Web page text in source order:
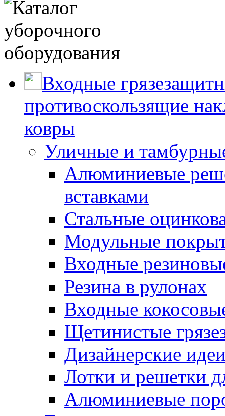
Входные
противоскользящие
ковры
Уличные и
Алюминиевые
вставками
Стальные
Модульные
Входные
Резина в рулонах
Входные
Щетинистые
Дизайнерские
Лотки и решетки
Алюминиевые